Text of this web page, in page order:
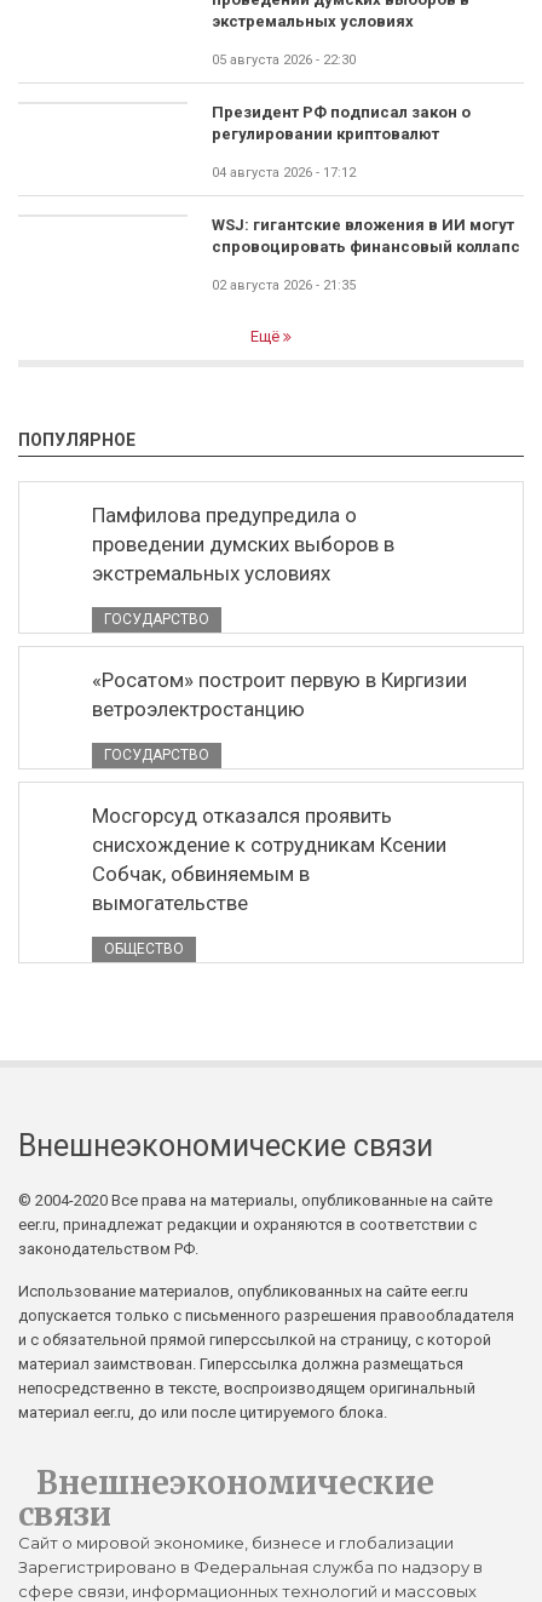
экстремальных условиях
05 августа 2026 - 22:30
Президент РФ подписал закон о
регулировании криптовалют
04 августа 2026 - 17:12
WSJ: гигантские вложения в ИИ могут
спровоцировать финансовый коллапс
02 августа 2026 - 21:35
Ещё
ПОПУЛЯРНОЕ
Памфилова предупредила о
проведении думских выборов в
экстремальных условиях
ГОСУДАРСТВО
«Росатом» построит первую в Киргизии
ветроэлектростанцию
ГОСУДАРСТВО
Мосгорсуд отказался проявить
снисхождение к сотрудникам Ксении
Собчак, обвиняемым в
вымогательстве
ОБЩЕСТВО
Внешнеэкономические связи
© 2004-2020 Все права на материалы, опубликованные на сайте
eer.ru, принадлежат редакции и охраняются в соответствии с
законодательством РФ.
Использование материалов, опубликованных на сайте eer.ru
допускается только с письменного разрешения правообладателя
и с обязательной прямой гиперссылкой на страницу, с которой
материал заимствован. Гиперссылка должна размещаться
непосредственно в тексте, воспроизводящем оригинальный
материал eer.ru, до или после цитируемого блока.
Внешнеэкономические
связи
Сайт о мировой экономике, бизнесе и глобализации
Зарегистрировано в Федеральная служба по надзору в
сфере связи, информационных технологий и массовых